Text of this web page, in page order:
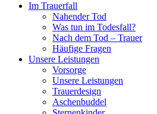
Im Trauerfall
Nahender Tod
Was tun im Todesfall?
Nach dem Tod – Trauer
Häufige Fragen
Unsere Leistungen
Vorsorge
Unsere Leistungen
Trauerdesign
Aschenbuddel